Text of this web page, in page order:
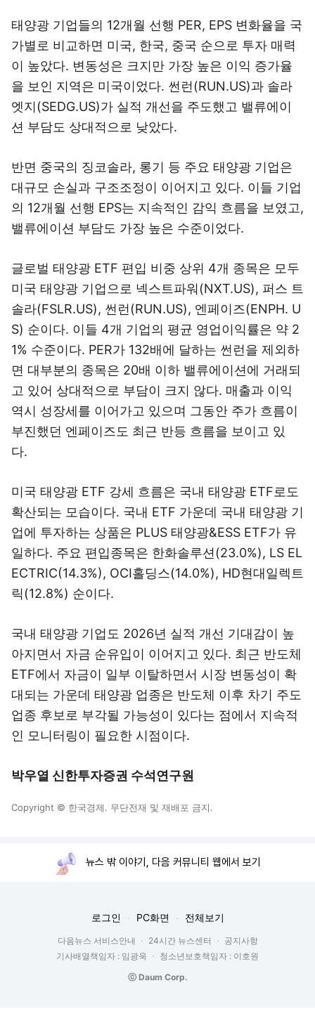
태양광 기업들의 12개월 선행 PER, EPS 변화율을 국
가별로 비교하면 미국, 한국, 중국 순으로 투자 매력
이 높았다. 변동성은 크지만 가장 높은 이익 증가율
을 보인 지역은 미국이었다. 썬런(RUN.US)과 솔라
엣지(SEDG.US)가 실적 개선을 주도했고 밸류에이
션 부담도 상대적으로 낮았다.
반면 중국의 징코솔라, 롱기 등 주요 태양광 기업은
대규모 손실과 구조조정이 이어지고 있다. 이들 기업
의 12개월 선행 EPS는 지속적인 감익 흐름을 보였고,
밸류에이션 부담도 가장 높은 수준이었다.
글로벌 태양광 ETF 편입 비중 상위 4개 종목은 모두
미국 태양광 기업으로 넥스트파워(NXT.US), 퍼스 트
솔라(FSLR.US), 썬런(RUN.US), 엔페이즈(ENPH. U
S) 순이다. 이들 4개 기업의 평균 영업이익률은 약 2
1% 수준이다. PER가 132배에 달하는 썬런을 제외하
면 대부분의 종목은 20배 이하 밸류에이션에 거래되
고 있어 상대적으로 부담이 크지 않다. 매출과 이익
역시 성장세를 이어가고 있으며 그동안 주가 흐름이
부진했던 엔페이즈도 최근 반등 흐름을 보이고 있
다.
미국 태양광 ETF 강세 흐름은 국내 태양광 ETF로도
확산되는 모습이다. 국내 ETF 가운데 국내 태양광 기
업에 투자하는 상품은 PLUS 태양광&ESS ETF가 유
일하다. 주요 편입종목은 한화솔루션(23.0%), LS EL
ECTRIC(14.3%), OCI홀딩스(14.0%), HD현대일렉트
릭(12.8%) 순이다.
국내 태양광 기업도 2026년 실적 개선 기대감이 높
아지면서 자금 순유입이 이어지고 있다. 최근 반도체
ETF에서 자금이 일부 이탈하면서 시장 변동성이 확
대되는 가운데 태양광 업종은 반도체 이후 차기 주도
업종 후보로 부각될 가능성이 있다는 점에서 지속적
인 모니터링이 필요한 시점이다.
박우열 신한투자증권 수석연구원
Copyright © 한국경제. 무단전재 및 재배포 금지.
뉴스 밖 이야기, 다음 커뮤니티 웹에서 보기
로그인 PC화면 전체보기
다음뉴스 서비스안내 24시간 뉴스센터
공지사항
기사배열책임자 : 임광욱
청소년보호책임자 : 이호원
ⓒ Daum Corp.